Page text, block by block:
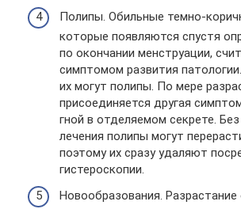
Полипы. Обильные темно-
которые появляются спустя
по окончании менструации,
симптомом развития
их могут полипы. По мере
присоединяется другая
гной в отделяемом секрете.
лечения полипы могут
поэтому их сразу удаляют
гистероскопии.
Новообразования.